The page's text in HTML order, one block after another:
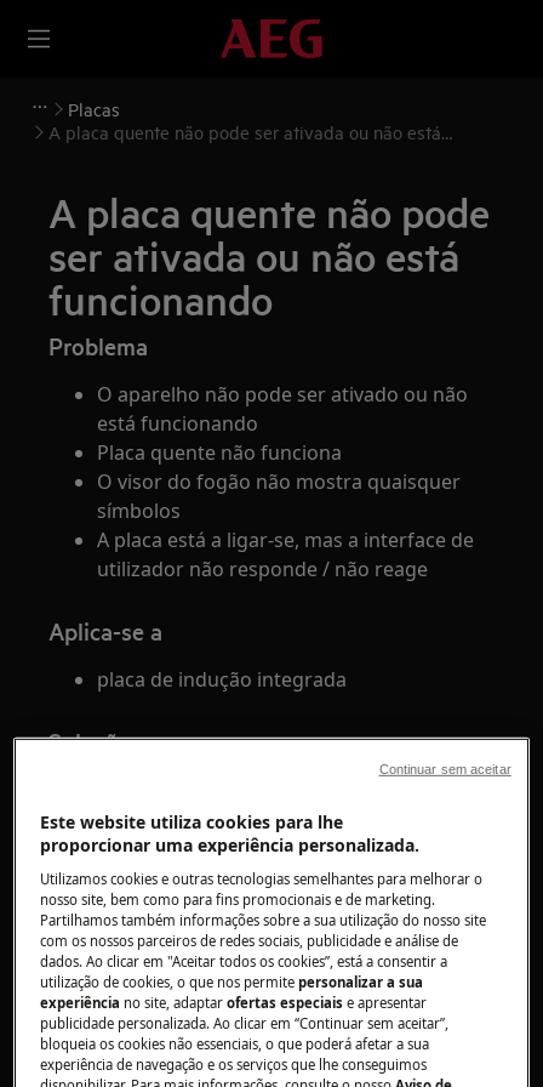
Placas
A placa quente não pode ser ativada ou não está
A placa quente não pode
ser ativada ou não está
funcionando
Problema
O aparelho não pode ser ativado ou não
está funcionando
Placa quente não funciona
O visor do fogão não mostra quaisquer
símbolos
A placa está a ligar-se, mas a interface de
utilizador não responde / não reage
Aplica-se a
placa de indução integrada
Solução
imediatamente após ser ligada à fonte de
alimentação, isso pode indicar uma instalação
potencialmente incorreta.
Verifique se a placa está devidamente ligada à
fonte de alimentação de acordo com as
instruções de instalação.
Contacte o instalador do dispositivo.
Se a sua placa deixou de funcionar algum tempo após
Este website utiliza cookies para lhe
proporcionar uma experiência personalizada.
Utilizamos cookies e outras tecnologias semelhantes para melhorar o
nosso site, bem como para fins promocionais e de marketing.
Partilhamos também informações sobre a sua utilização do nosso site
com os nossos parceiros de redes sociais, publicidade e análise de
dados. Ao clicar em "Aceitar todos os cookies”, está a consentir a
utilização de cookies, o que nos permitepersonalizar a sua
experiência no site, adaptarofertas especiaise apresentar
publicidade personalizada. Ao clicar em “Continuar sem aceitar”,
bloqueia os cookies não essenciais, o que poderá afetar a sua
experiência de navegação e os serviços que lhe conseguimos
Continuar sem aceitar